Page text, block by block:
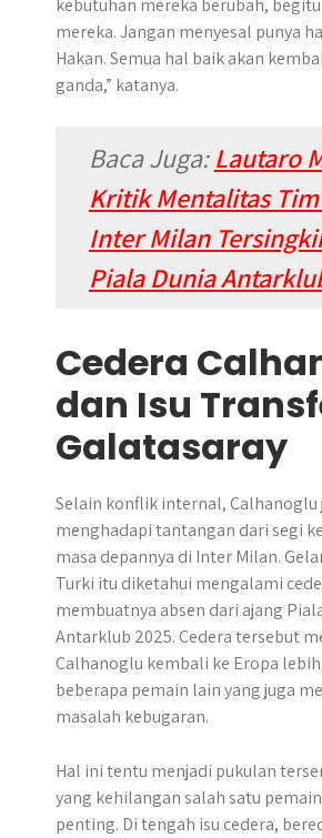
kebutuhan mereka berubah,
mereka. Jangan menyesal punya
Hakan. Semua hal baik akan
ganda,” katanya.
Baca Juga:Lautaro
Kritik Mentalitas
Inter Milan
Piala Dunia
Cedera
dan Isu
Galatasaray
Selain konflik internal, Calhanoglu
menghadapi tantangan dari segi
masa depannya di Inter Milan.
Turki itu diketahui mengalami
membuatnya absen dari ajang
Antarklub 2025. Cedera tersebut
Calhanoglu kembali ke Eropa
beberapa pemain lain yang juga
masalah kebugaran.
Hal ini tentu menjadi pukulan
yang kehilangan salah satu
penting. Di tengah isu cedera,